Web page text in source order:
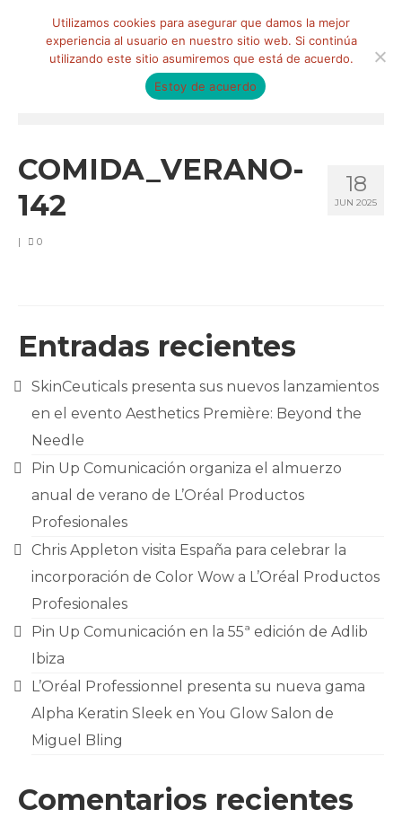
QUIÉNES SOMOS
CLIENTES
CONTACTO
18
JUN 2025
COMIDA_VERANO-
142
| 0
Entradas recientes
SkinCeuticals presenta sus nuevos lanzamientos
en el evento Aesthetics Première: Beyond the
Needle
Pin Up Comunicación organiza el almuerzo
anual de verano de L’Oréal Productos
Profesionales
Chris Appleton visita España para celebrar la
incorporación de Color Wow a L’Oréal Productos
Profesionales
Pin Up Comunicación en la 55ª edición de Adlib
Ibiza
L’Oréal Professionnel presenta su nueva gama
Alpha Keratin Sleek en You Glow Salon de
Miguel Bling
Comentarios recientes
Utilizamos cookies para asegurar que damos la mejor
experiencia al usuario en nuestro sitio web. Si continúa
utilizando este sitio asumiremos que está de acuerdo.
Estoy de acuerdo